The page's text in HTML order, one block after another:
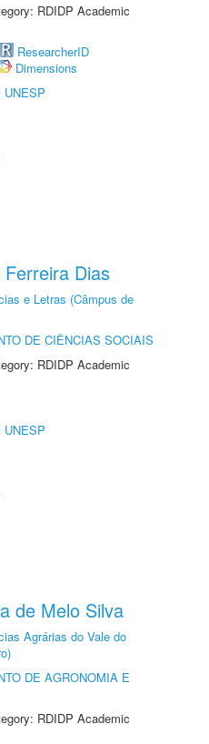
RDIDP Academic
ResearcherID
Dimensions
UNESP
Dias
e Letras (Câmpus de
DE CIÊNCIAS SOCIAIS
RDIDP Academic
UNESP
de Melo Silva
Agrárias do Vale do
DE AGRONOMIA E
RDIDP Academic